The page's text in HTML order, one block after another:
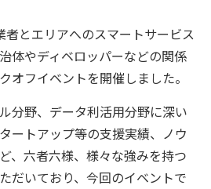
とエリアへのスマートサービス
体やディベロッパーなどの関係
オフイベントを開催しました。
分野、データ利活用分野に深い
ートアップ等の支援実績、ノウ
、六者六様、様々な強みを持つ
だいており、今回のイベントで